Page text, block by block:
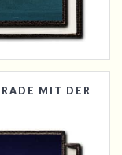
MIT DER